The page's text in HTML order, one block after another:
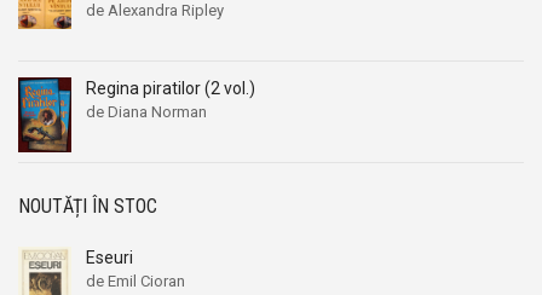
de Alexandra Ripley
Regina piratilor (2 vol.)
de Diana Norman
NOUTĂȚI ÎN STOC
Eseuri
de Emil Cioran